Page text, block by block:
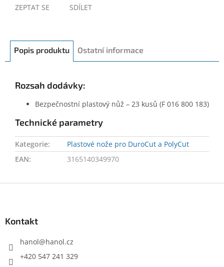
ZEPTAT SE SDÍLET
Popis produktu Ostatní informace
Rozsah dodávky:
Bezpečnostní plastový nůž – 23 kusů (F 016 800 183)
Technické parametry
Kategorie:
Plastové nože pro DuroCut a PolyCut
EAN: 3165140349970
Kontakt
hanol@hanol.cz
+420 547 241 329